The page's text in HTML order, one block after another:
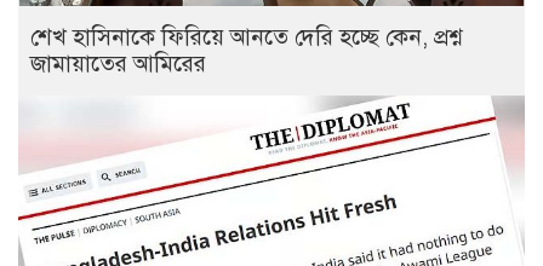
শেখ হাসিনাকে ফিরিয়ে আনতে দেরি হচ্ছে কেন, প্রশ্ন
জামায়াতের আমিরের